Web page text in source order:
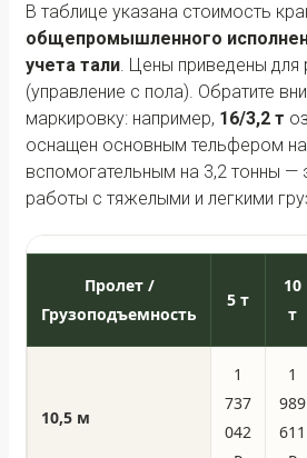
В таблице указана стоимость
общепромышленного
учета тали. Цены приведены
(управление с пола). Обратите
маркировку: например, 16/3,2 т
оснащен основным тельфером на
вспомогательным на 3,2 тонны —
работы с тяжелыми и легкими
Пролет /
Грузоподъемность
5 т
10
т
10,5 м
1
737
042
1
989
611